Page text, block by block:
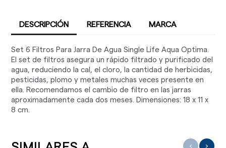
DESCRIPCIÓN REFERENCIA MARCA
Set 6 Filtros Para Jarra De Agua Single Life Aqua Optima.
El set de filtros asegura un rápido filtrado y purificado del
agua, reduciendo la cal, el cloro, la cantidad de herbicidas,
pesticidas, plomo y metales muchas veces presente en
ella. Recomendamos el cambio de filtro en las jarras
aproximadamente cada dos meses. Dimensiones: 18 x 11 x
8 cm.
‹ ›